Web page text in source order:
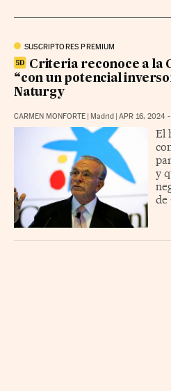
SUSCRIPTORES PREMIUM
Criteria reconoce a la
“con un potencial
Naturgy
CARMEN MONFORTE | Madrid | APR 16, 2024
El
y
de